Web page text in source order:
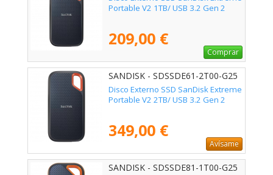
Portable V2 1TB/ USB 3.2 Gen 2
209,00 €
Comprar
SANDISK - SDSSDE61-2T00-G25
Disco Externo SSD SanDisk Extreme
Portable V2 2TB/ USB 3.2 Gen 2
349,00 €
Avísame
SANDISK - SDSSDE81-1T00-G25